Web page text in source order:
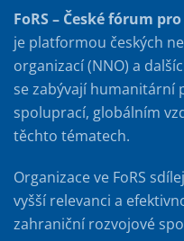
FoRS – České fórum
je platformou českých
organizací (NNO) a
se zabývají humanitární
spoluprací, globálním
těchto tématech.
Organizace ve FoRS
vyšší relevanci a
zahraniční rozvojové